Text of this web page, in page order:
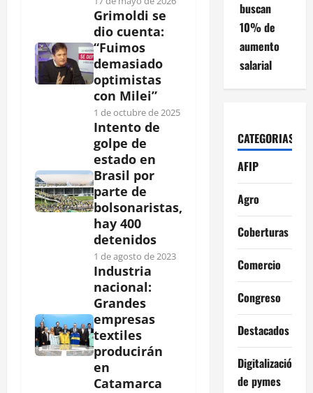
Grimoldi se
dio cuenta:
“Fuimos
demasiado
optimistas
con Milei”
1 de octubre de 2025
Intento de
golpe de
estado en
Brasil por
parte de
bolsonaristas,
hay 400
detenidos
1 de agosto de 2023
Industria
nacional:
Grandes
empresas
textiles
producirán
en
Catamarca
buscan
10% de
aumento
salarial
CATEGORIAS
AFIP
Agro
Coberturas
Comercio
Congreso
Destacados
Digitalización
de pymes